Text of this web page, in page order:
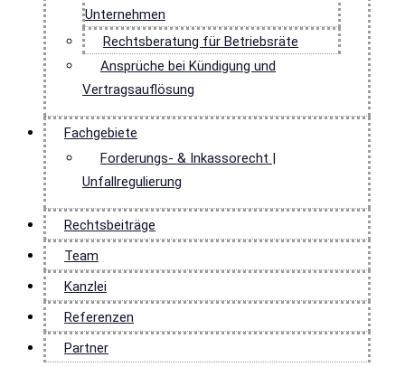
Unternehmen
Rechtsberatung für Betriebsräte
Ansprüche bei Kündigung und
Vertragsauflösung
Fachgebiete
Forderungs- & Inkassorecht |
Unfallregulierung
Rechtsbeiträge
Team
Kanzlei
Referenzen
Partner